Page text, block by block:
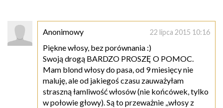
Anonimowy 22 lipca 2015 10:16
Piękne włosy, bez porównania :)
Swoją drogą BARDZO PROSZĘ O POMOC.
Mam blond włosy do pasa, od 9 miesięcy nie
maluję, ale od jakiegoś czasu zauważyłam
straszną łamliwość włosów (nie końcówek, tylko
w połowie głowy). Są to przeważnie ,,włosy z